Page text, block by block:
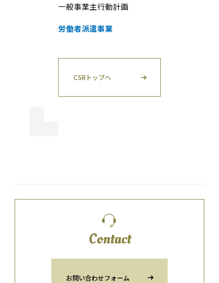
一般事業主行動計画
労働者派遣事業
CSRトップへ
Contact
お問い合わせフォーム